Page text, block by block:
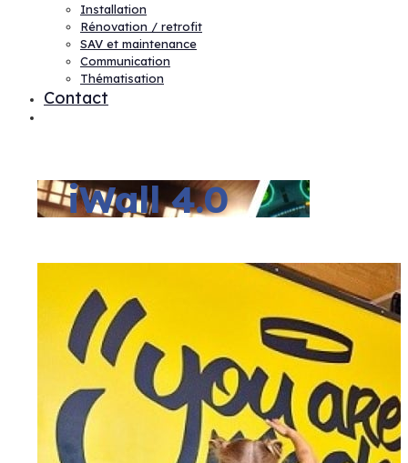
Installation
Rénovation / retrofit
SAV et maintenance
Communication
Thématisation
Contact
iWall 4.0